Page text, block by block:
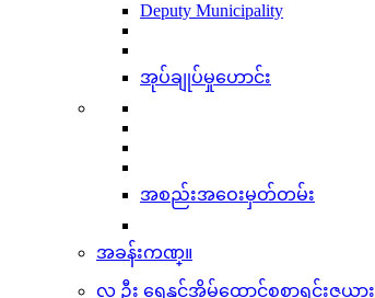
Deputy Municipality
အုပ်ချုပ်မှုဟောင်း
အစည်းအဝေးမှတ်တမ်း
အခန်းကဏ္။
လူ ဦး ရေနှင့်အိမ်ထောင်စုစာရင်းဇယား